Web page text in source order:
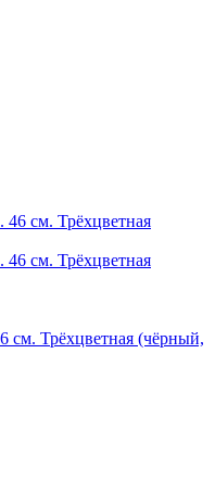
см. Трёхцветная (чёрный,